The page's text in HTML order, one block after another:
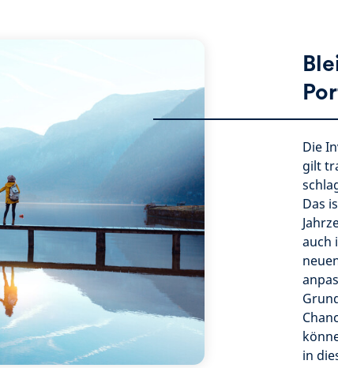
Die
gilt
Das
auch
in